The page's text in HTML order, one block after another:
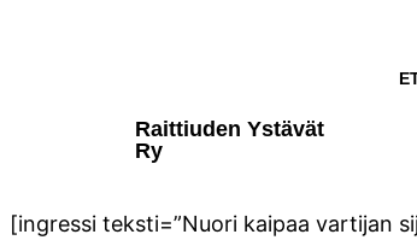
Raittiuden Ystävät
Ry
[ingressi teksti=”Nuori kaipaa vartijan